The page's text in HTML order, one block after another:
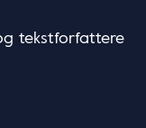
tekstforfattere